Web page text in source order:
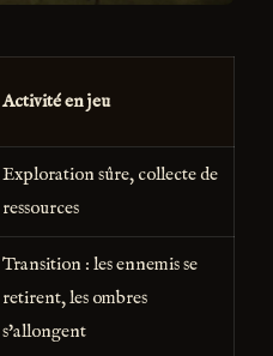
Activité en jeu
Exploration sûre, collecte de
ressources
Transition : les ennemis se
retirent, les ombres
s'allongent